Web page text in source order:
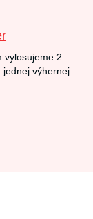
vylosujeme 2
jednej výhernej